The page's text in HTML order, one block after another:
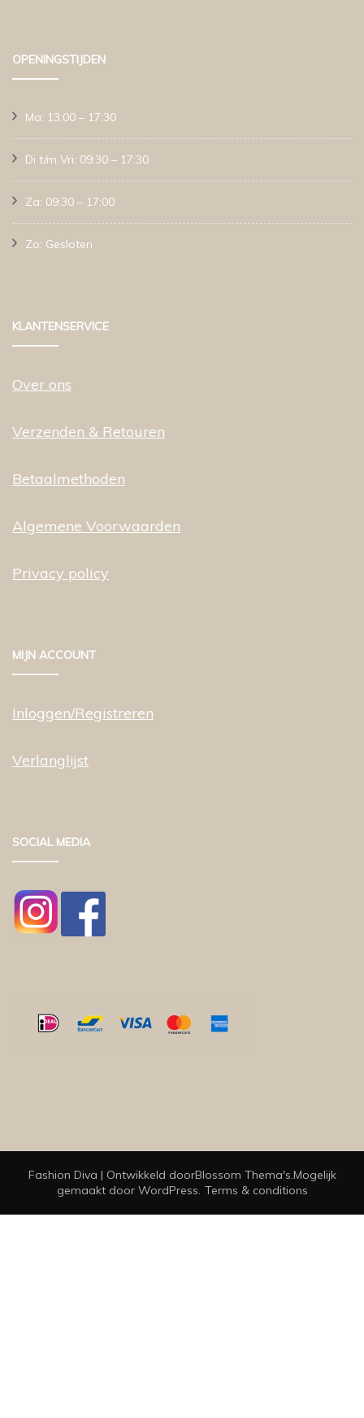
OPENINGSTIJDEN
Ma: 13:00 – 17:30
Di t/m Vri: 09:30 – 17:30
Za: 09:30 – 17:00
Zo: Gesloten
KLANTENSERVICE
Over ons
Verzenden & Retouren
Betaalmethoden
Algemene Voorwaarden
Privacy policy
MIJN ACCOUNT
Inloggen/Registreren
Verlanglijst
SOCIAL MEDIA
Fashion Diva | Ontwikkeld doorBlossom Thema's.Mogelijk
gemaakt door WordPress. Terms & conditions